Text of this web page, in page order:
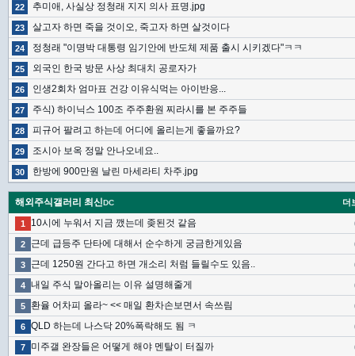
22 추미애, 사실상 정청래 지지 의사 표명.jpg
23 살고자 하면 죽을 것이오, 죽고자 하면 살것이다
24 정청래 "이명박 대통령 임기안에 반도체 제품 출시 시키겠다"ㅋㅋ
25 외국인 한국 방문 사상 최대치 공로자가
26 인생2회차 엄마표 건강 이유식먹는 아이반응...
27 주식) 하이닉스 100조 주주환원 찌라시를 본 주주들
28 피규어 팔려고 하는데 어디에 올리는게 좋을까요?
29 조시아 보옥 정말 안나오네요..
30 한방에 900만원 날린 마세라티 차주.jpg
해외주식갤러리 최신DC 더
1 10시에 누워서 지금 깼는데 좆된것 같음
2 근데 급등주 단타에 대해서 순수하게 궁금한게있음
3 근데 1250원 간다고 하면 개소리 처럼 들릴수도 있음..
4 내일 주식 말아올리는 이유 설명해줄게
5 환율 어차피 올라~ << 매일 환차손보면서 속쓰림
6 QLD 하는데 나스닥 20%폭락해도 됨 ㅋ
7 미주갤 완장들은 어떻게 해야 멘탈이 터질까